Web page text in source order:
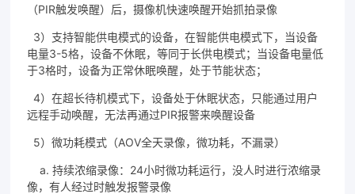
（PIR触发唤醒）后，摄像机快速唤醒开始抓拍录像
3）支持智能供电模式的设备，在智能供电模式下，当设备
电量3-5格，设备不休眠，等同于长供电模式；当设备电量低
于3格时，设备为正常休眠唤醒，处于节能状态；
4）在超长待机模式下，设备处于休眠状态，只能通过用户
远程手动唤醒，无法再通过PIR报警来唤醒设备
5）微功耗模式（AOV全天录像，微功耗，不漏录）
a. 持续浓缩录像：24小时微功耗运行，没人时进行浓缩录
像，有人经过时触发报警录像